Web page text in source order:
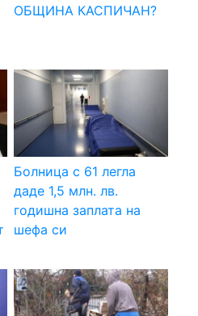
ОБЩИНА КАСПИЧАН?
Болница с 61 легла
даде 1,5 млн. лв.
годишна заплата на
шефа си